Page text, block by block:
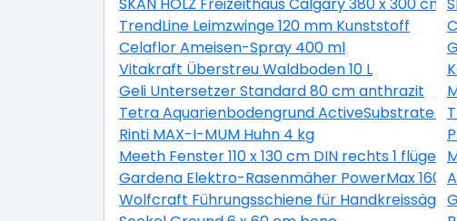
TrendLine Leimzwinge 120 mm Kunststoff
Celaflor Ameisen-Spray 400 ml
Vitakraft Überstreu Waldboden 10 L
Geli Untersetzer Standard 80 cm anthrazit
Tetra Aquarienbodengrund ActiveSubstrate 3L
Rinti MAX-I-MUM Huhn 4 kg
Meeth Fenster 110 x 130 cm DIN rechts 1
Gardena Elektro-Rasenmäher PowerMax
Wolfcraft Führungsschiene für Handkreissäge